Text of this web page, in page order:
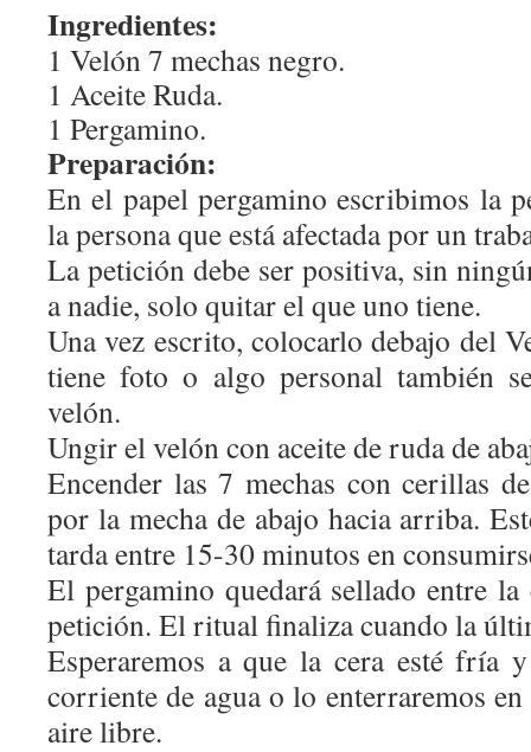
Ingredientes:
1 Velón 7 mechas negro.
1 Aceite Ruda.
1 Pergamino.
Preparación:
En el papel pergamino escribimos la
la persona que está afectada por un
La petición debe ser positiva, sin
a nadie, solo quitar el que uno tiene.
Una vez escrito, colocarlo debajo del
tiene foto o algo personal también
velón.
Ungir el velón con aceite de ruda de
Encender las 7 mechas con cerillas
por la mecha de abajo hacia arriba.
tarda entre 15-30 minutos en
El pergamino quedará sellado entre
petición. El ritual finaliza cuando la
Esperaremos a que la cera esté fría
corriente de agua o lo enterraremos en
aire libre.